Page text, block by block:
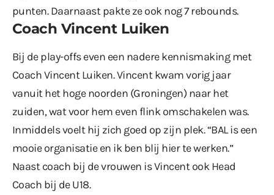
punten. Daarnaast pakte ze ook nog 7 rebounds.
Coach Vincent Luiken
Bij de play-offs even een nadere kennismaking met
Coach Vincent Luiken. Vincent kwam vorig jaar
vanuit het hoge noorden (Groningen) naar het
zuiden, wat voor hem even flink omschakelen was.
Inmiddels voelt hij zich goed op zijn plek. “BAL is een
mooie organisatie en ik ben blij hier te werken.”
Naast coach bij de vrouwen is Vincent ook Head
Coach bij de U18.